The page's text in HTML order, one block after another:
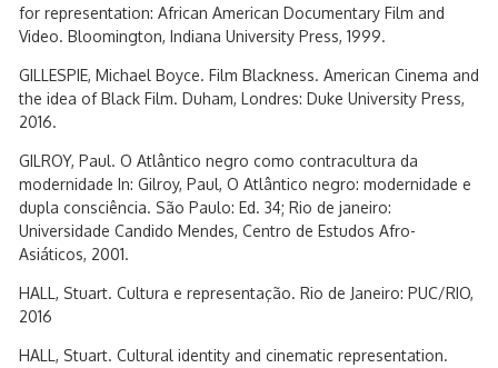
for representation: African American Documentary Film and
Video. Bloomington, Indiana University Press, 1999.
GILLESPIE, Michael Boyce. Film Blackness. American Cinema and
the idea of Black Film. Duham, Londres: Duke University Press,
2016.
GILROY, Paul. O Atlântico negro como contracultura da
modernidade In: Gilroy, Paul, O Atlântico negro: modernidade e
dupla consciência. São Paulo: Ed. 34; Rio de janeiro:
Universidade Candido Mendes, Centro de Estudos Afro-
Asiáticos, 2001.
HALL, Stuart. Cultura e representação. Rio de Janeiro: PUC/RIO,
2016
HALL, Stuart. Cultural identity and cinematic representation.